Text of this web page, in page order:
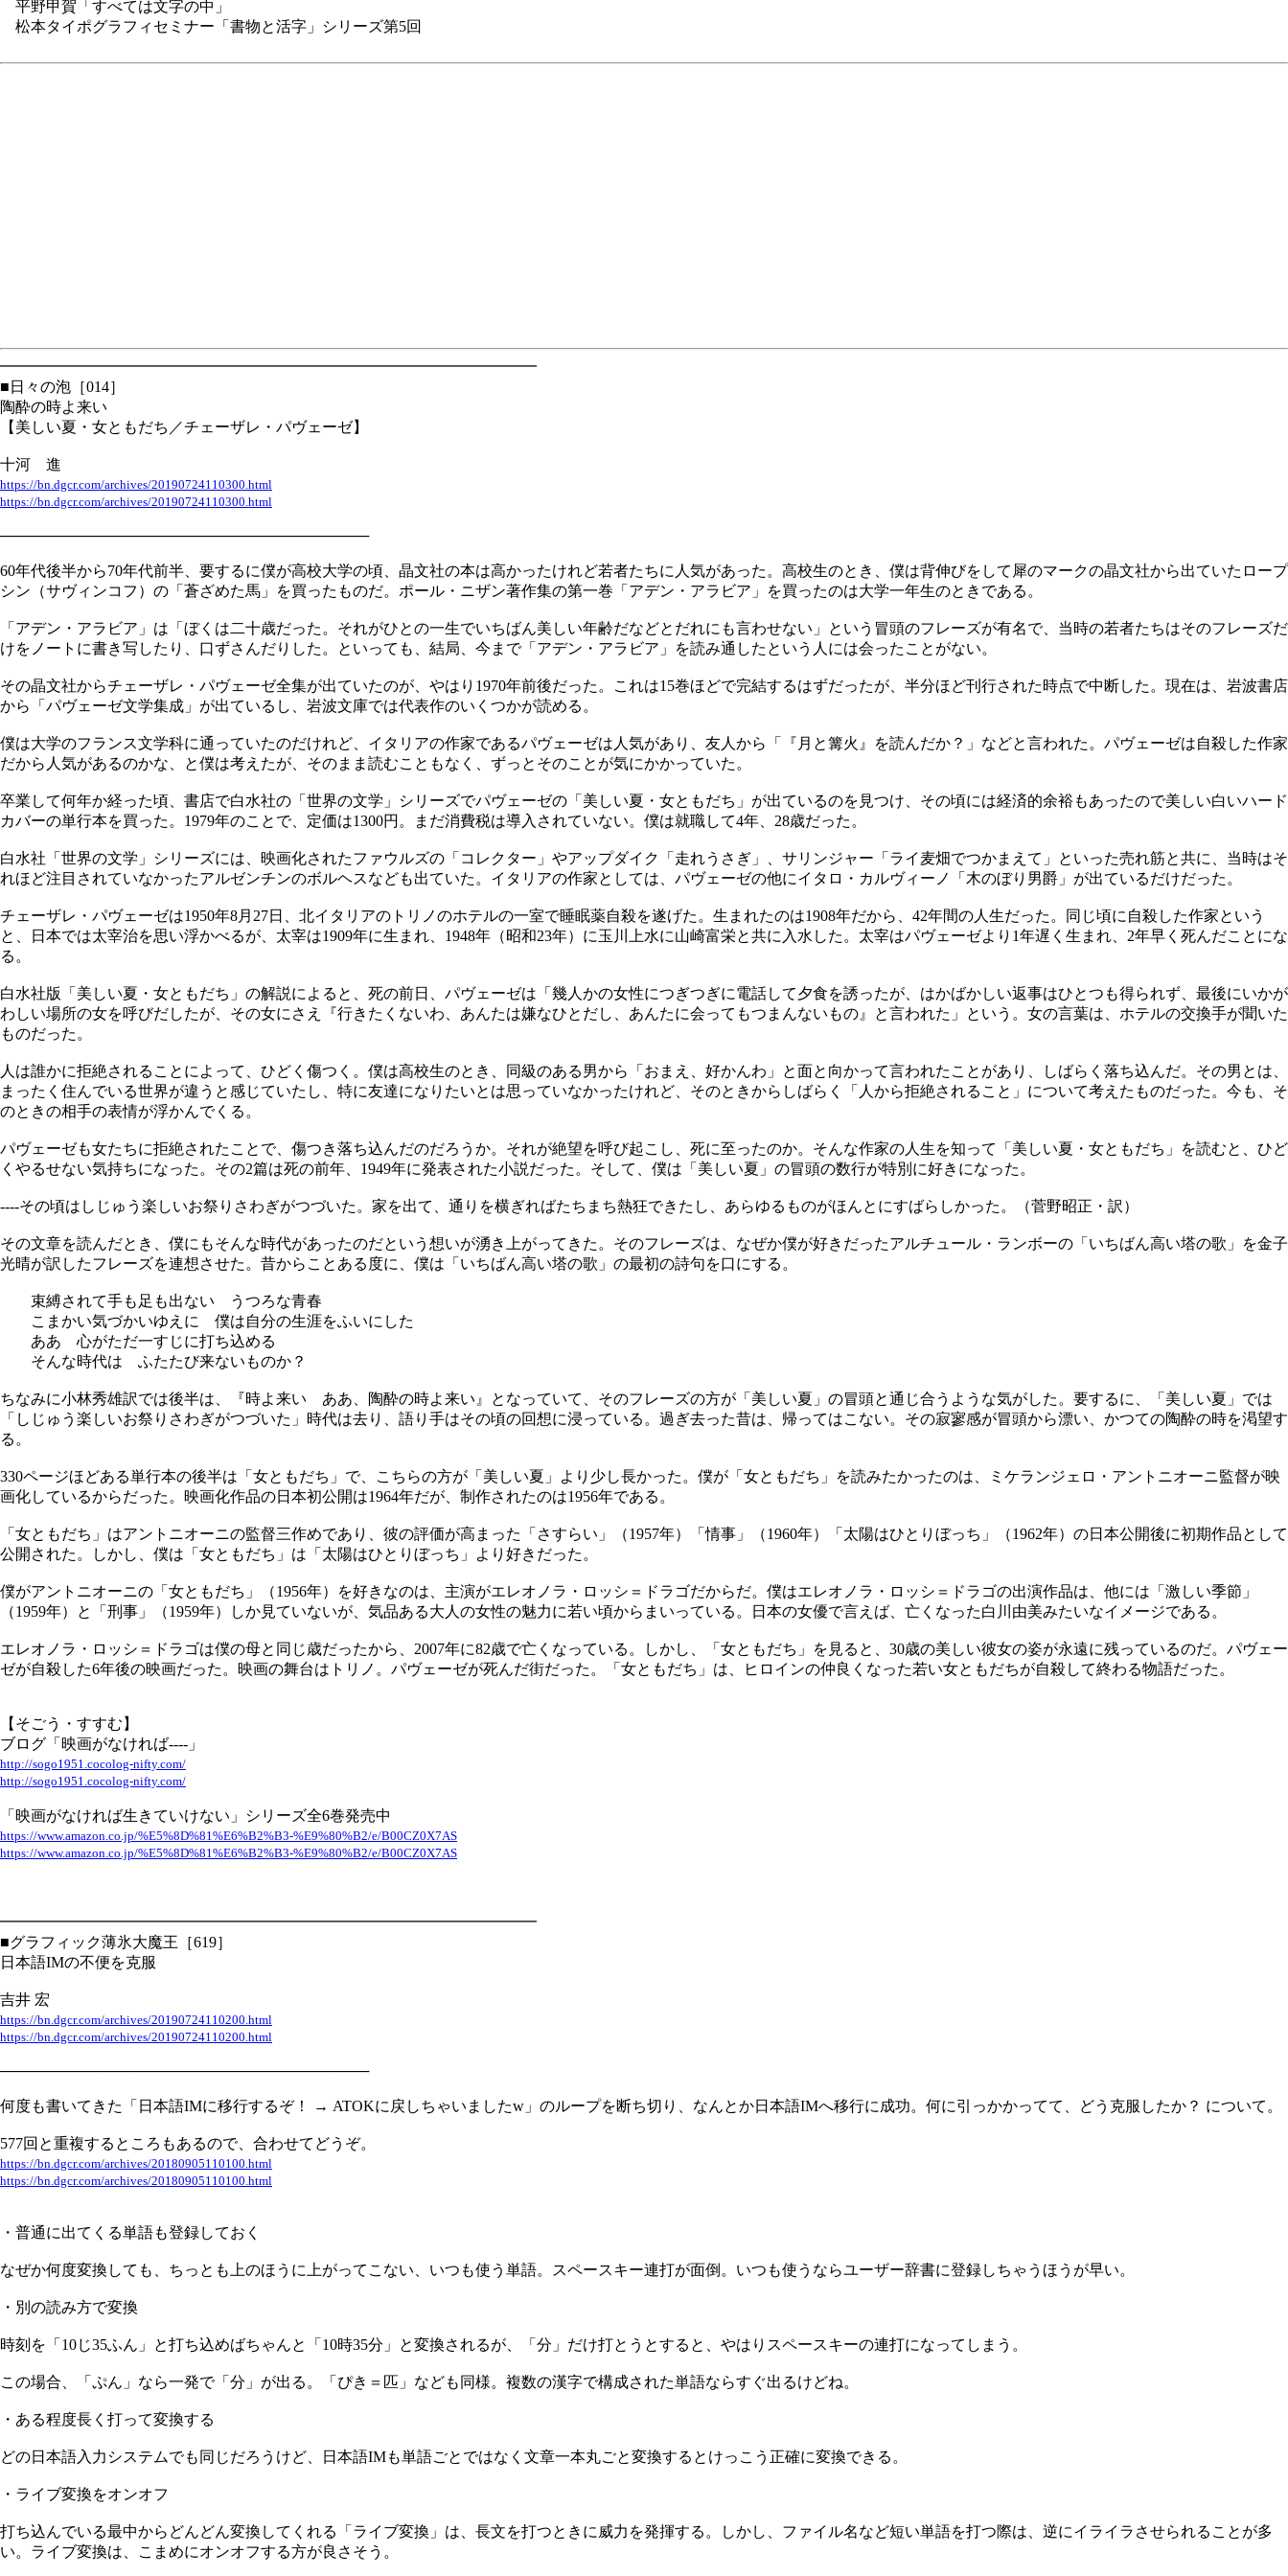
平野甲賀「すべては文字の中」
松本タイポグラフィセミナー「書物と活字」シリーズ第5回
━━━━━━━━━━━━━━━━━━━━━━━━━━━━━━━━━━━
■日々の泡［014］
陶酔の時よ来い
【美しい夏・女ともだち／チェーザレ・パヴェーゼ】
十河 進
https://bn.dgcr.com/archives/20190724110300.html
https://bn.dgcr.com/archives/20190724110300.html
───────────────────────────────────
60年代後半から70年代前半、要するに僕が高校大学の頃、晶文社の本は高かったけれど若者たちに人気があった。高校生のとき、僕は背伸びをして犀のマークの晶文社から出ていたロープ
シン（サヴィンコフ）の「蒼ざめた馬」を買ったものだ。ポール・ニザン著作集の第一巻「アデン・アラビア」を買ったのは大学一年生のときである。
「アデン・アラビア」は「ぼくは二十歳だった。それがひとの一生でいちばん美しい年齢だなどとだれにも言わせない」という冒頭のフレーズが有名で、当時の若者たちはそのフレーズだ
けをノートに書き写したり、口ずさんだりした。といっても、結局、今まで「アデン・アラビア」を読み通したという人には会ったことがない。
その晶文社からチェーザレ・パヴェーゼ全集が出ていたのが、やはり1970年前後だった。これは15巻ほどで完結するはずだったが、半分ほど刊行された時点で中断した。現在は、岩波書店
から「パヴェーゼ文学集成」が出ているし、岩波文庫では代表作のいくつかが読める。
僕は大学のフランス文学科に通っていたのだけれど、イタリアの作家であるパヴェーゼは人気があり、友人から「『月と篝火』を読んだか？」などと言われた。パヴェーゼは自殺した作家
だから人気があるのかな、と僕は考えたが、そのまま読むこともなく、ずっとそのことが気にかかっていた。
卒業して何年か経った頃、書店で白水社の「世界の文学」シリーズでパヴェーゼの「美しい夏・女ともだち」が出ているのを見つけ、その頃には経済的余裕もあったので美しい白いハード
カバーの単行本を買った。1979年のことで、定価は1300円。まだ消費税は導入されていない。僕は就職して4年、28歳だった。
白水社「世界の文学」シリーズには、映画化されたファウルズの「コレクター」やアップダイク「走れうさぎ」、サリンジャー「ライ麦畑でつかまえて」といった売れ筋と共に、当時はそ
れほど注目されていなかったアルゼンチンのボルヘスなども出ていた。イタリアの作家としては、パヴェーゼの他にイタロ・カルヴィーノ「木のぼり男爵」が出ているだけだった。
チェーザレ・パヴェーゼは1950年8月27日、北イタリアのトリノのホテルの一室で睡眠薬自殺を遂げた。生まれたのは1908年だから、42年間の人生だった。同じ頃に自殺した作家という
と、日本では太宰治を思い浮かべるが、太宰は1909年に生まれ、1948年（昭和23年）に玉川上水に山崎富栄と共に入水した。太宰はパヴェーゼより1年遅く生まれ、2年早く死んだことにな
る。
白水社版「美しい夏・女ともだち」の解説によると、死の前日、パヴェーゼは「幾人かの女性につぎつぎに電話して夕食を誘ったが、はかばかしい返事はひとつも得られず、最後にいかが
わしい場所の女を呼びだしたが、その女にさえ『行きたくないわ、あんたは嫌なひとだし、あんたに会ってもつまんないもの』と言われた」という。女の言葉は、ホテルの交換手が聞いた
ものだった。
人は誰かに拒絶されることによって、ひどく傷つく。僕は高校生のとき、同級のある男から「おまえ、好かんわ」と面と向かって言われたことがあり、しばらく落ち込んだ。その男とは、
まったく住んでいる世界が違うと感じていたし、特に友達になりたいとは思っていなかったけれど、そのときからしばらく「人から拒絶されること」について考えたものだった。今も、そ
のときの相手の表情が浮かんでくる。
パヴェーゼも女たちに拒絶されたことで、傷つき落ち込んだのだろうか。それが絶望を呼び起こし、死に至ったのか。そんな作家の人生を知って「美しい夏・女ともだち」を読むと、ひど
くやるせない気持ちになった。その2篇は死の前年、1949年に発表された小説だった。そして、僕は「美しい夏」の冒頭の数行が特別に好きになった。
----その頃はしじゅう楽しいお祭りさわぎがつづいた。家を出て、通りを横ぎればたちまち熱狂できたし、あらゆるものがほんとにすばらしかった。（菅野昭正・訳）
その文章を読んだとき、僕にもそんな時代があったのだという想いが湧き上がってきた。そのフレーズは、なぜか僕が好きだったアルチュール・ランボーの「いちばん高い塔の歌」を金子
光晴が訳したフレーズを連想させた。昔からことある度に、僕は「いちばん高い塔の歌」の最初の詩句を口にする。
束縛されて手も足も出ない うつろな青春
こまかい気づかいゆえに 僕は自分の生涯をふいにした
ああ 心がただ一すじに打ち込める
そんな時代は ふたたび来ないものか？
ちなみに小林秀雄訳では後半は、『時よ来い ああ、陶酔の時よ来い』となっていて、そのフレーズの方が「美しい夏」の冒頭と通じ合うような気がした。要するに、「美しい夏」では
「しじゅう楽しいお祭りさわぎがつづいた」時代は去り、語り手はその頃の回想に浸っている。過ぎ去った昔は、帰ってはこない。その寂寥感が冒頭から漂い、かつての陶酔の時を渇望す
る。
330ページほどある単行本の後半は「女ともだち」で、こちらの方が「美しい夏」より少し長かった。僕が「女ともだち」を読みたかったのは、ミケランジェロ・アントニオーニ監督が映
画化しているからだった。映画化作品の日本初公開は1964年だが、制作されたのは1956年である。
「女ともだち」はアントニオーニの監督三作めであり、彼の評価が高まった「さすらい」（1957年）「情事」（1960年）「太陽はひとりぼっち」（1962年）の日本公開後に初期作品として
公開された。しかし、僕は「女ともだち」は「太陽はひとりぼっち」より好きだった。
僕がアントニオーニの「女ともだち」（1956年）を好きなのは、主演がエレオノラ・ロッシ＝ドラゴだからだ。僕はエレオノラ・ロッシ＝ドラゴの出演作品は、他には「激しい季節」
（1959年）と「刑事」（1959年）しか見ていないが、気品ある大人の女性の魅力に若い頃からまいっている。日本の女優で言えば、亡くなった白川由美みたいなイメージである。
エレオノラ・ロッシ＝ドラゴは僕の母と同じ歳だったから、2007年に82歳で亡くなっている。しかし、「女ともだち」を見ると、30歳の美しい彼女の姿が永遠に残っているのだ。パヴェー
ゼが自殺した6年後の映画だった。映画の舞台はトリノ。パヴェーゼが死んだ街だった。「女ともだち」は、ヒロインの仲良くなった若い女ともだちが自殺して終わる物語だった。
【そごう・すすむ】
ブログ「映画がなければ----」
http://sogo1951.cocolog-nifty.com/
http://sogo1951.cocolog-nifty.com/
「映画がなければ生きていけない」シリーズ全6巻発売中
https://www.amazon.co.jp/%E5%8D%81%E6%B2%B3-%E9%80%B2/e/B00CZ0X7AS
https://www.amazon.co.jp/%E5%8D%81%E6%B2%B3-%E9%80%B2/e/B00CZ0X7AS
━━━━━━━━━━━━━━━━━━━━━━━━━━━━━━━━━━━
■グラフィック薄氷大魔王［619］
日本語IMの不便を克服
吉井 宏
https://bn.dgcr.com/archives/20190724110200.html
https://bn.dgcr.com/archives/20190724110200.html
───────────────────────────────────
何度も書いてきた「日本語IMに移行するぞ！ → ATOKに戻しちゃいましたw」のループを断ち切り、なんとか日本語IMへ移行に成功。何に引っかかってて、どう克服したか？ について。
577回と重複するところもあるので、合わせてどうぞ。
https://bn.dgcr.com/archives/20180905110100.html
https://bn.dgcr.com/archives/20180905110100.html
・普通に出てくる単語も登録しておく
なぜか何度変換しても、ちっとも上のほうに上がってこない、いつも使う単語。スペースキー連打が面倒。いつも使うならユーザー辞書に登録しちゃうほうが早い。
・別の読み方で変換
時刻を「10じ35ふん」と打ち込めばちゃんと「10時35分」と変換されるが、「分」だけ打とうとすると、やはりスペースキーの連打になってしまう。
この場合、「ぷん」なら一発で「分」が出る。「ぴき＝匹」なども同様。複数の漢字で構成された単語ならすぐ出るけどね。
・ある程度長く打って変換する
どの日本語入力システムでも同じだろうけど、日本語IMも単語ごとではなく文章一本丸ごと変換するとけっこう正確に変換できる。
・ライブ変換をオンオフ
打ち込んでいる最中からどんどん変換してくれる「ライブ変換」は、長文を打つときに威力を発揮する。しかし、ファイル名など短い単語を打つ際は、逆にイライラさせられることが多
い。ライブ変換は、こまめにオンオフする方が良さそう。